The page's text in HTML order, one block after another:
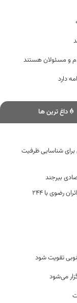
و مسئولان هستند
دارد
داغ ترین ها
برای شناسایی ظرفیت
از مبدأ شهرستان های خراسان جنوبی انجام شد ،اعزام زائران رضوی با ۲۴۴
تقویت شود
می‌شود